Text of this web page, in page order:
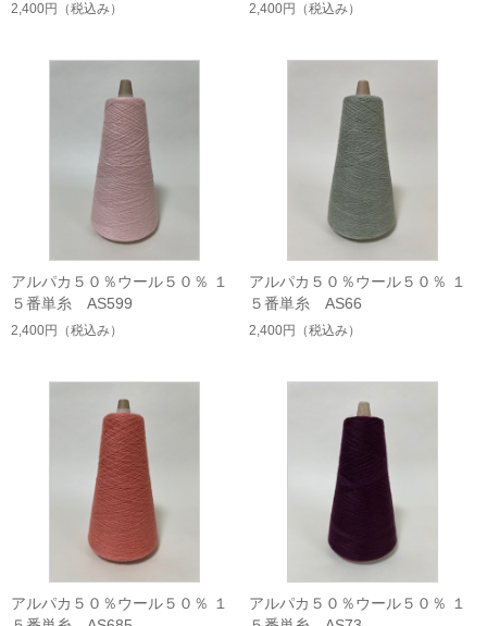
2,400円 （税込み） 2,400円 （税込み）
アルパカ５０％ウール５０％ １
５番単糸 AS599
2,400円 （税込み）
アルパカ５０％ウール５０％ １
５番単糸 AS66
2,400円 （税込み）
アルパカ５０％ウール５０％ １
アルパカ５０％ウール５０％ １